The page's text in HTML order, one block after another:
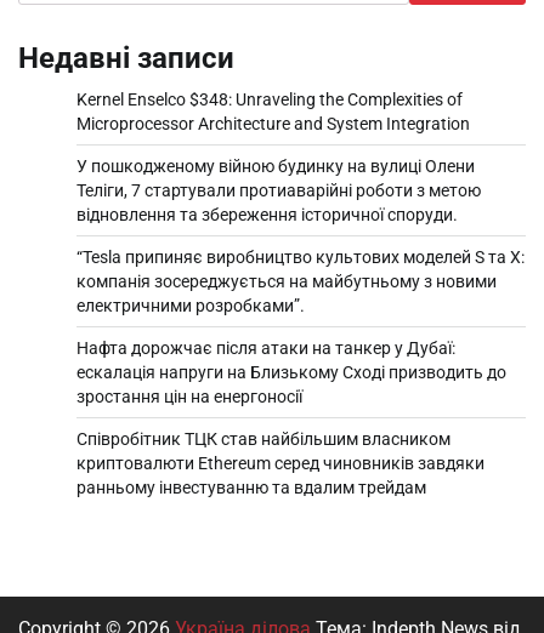
Недавні записи
Kernel Enselco $348: Unraveling the Complexities of
Microprocessor Architecture and System Integration
У пошкодженому війною будинку на вулиці Олени
Теліги, 7 стартували протиаварійні роботи з метою
відновлення та збереження історичної споруди.
“Tesla припиняє виробництво культових моделей S та X:
компанія зосереджується на майбутньому з новими
електричними розробками”.
Нафта дорожчає після атаки на танкер у Дубаї:
ескалація напруги на Близькому Сході призводить до
зростання цін на енергоносії
Співробітник ТЦК став найбільшим власником
криптовалюти Ethereum серед чиновників завдяки
ранньому інвестуванню та вдалим трейдам